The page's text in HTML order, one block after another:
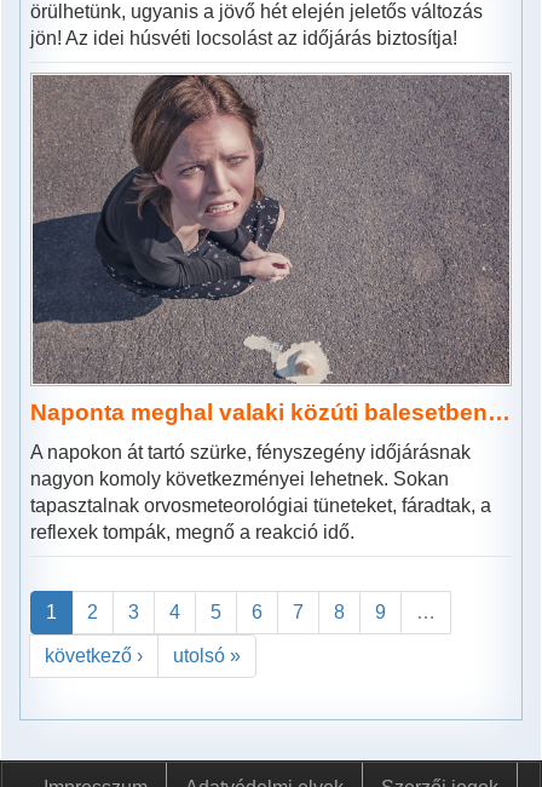
örülhetünk, ugyanis a jövő hét elején jeletős változás
jön! Az idei húsvéti locsolást az időjárás biztosítja!
Naponta meghal valaki közúti balesetben…
A napokon át tartó szürke, fényszegény időjárásnak
nagyon komoly következményei lehetnek. Sokan
tapasztalnak orvosmeteorológiai tüneteket, fáradtak, a
reflexek tompák, megnő a reakció idő.
1 2 3 4 5 6 7 8 9 …
következő › utolsó »